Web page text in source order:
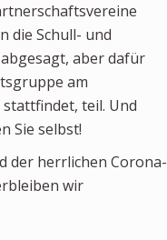
die Schull- und
aber dafür
am
teil. Und
Sie selbst!
der herrlichen Corona-
wir